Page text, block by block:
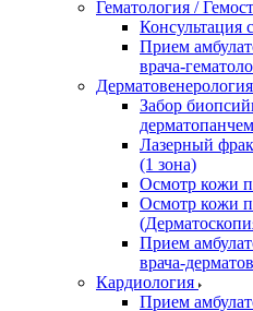
Гематология /
Консультация
Прием
врача-
Дерматовенерология
Забор
дерматопанчем
Лазерный
(1 зона)
Осмотр кожи
Осмотр кожи
Прием
врача-
Кардиология
Прием